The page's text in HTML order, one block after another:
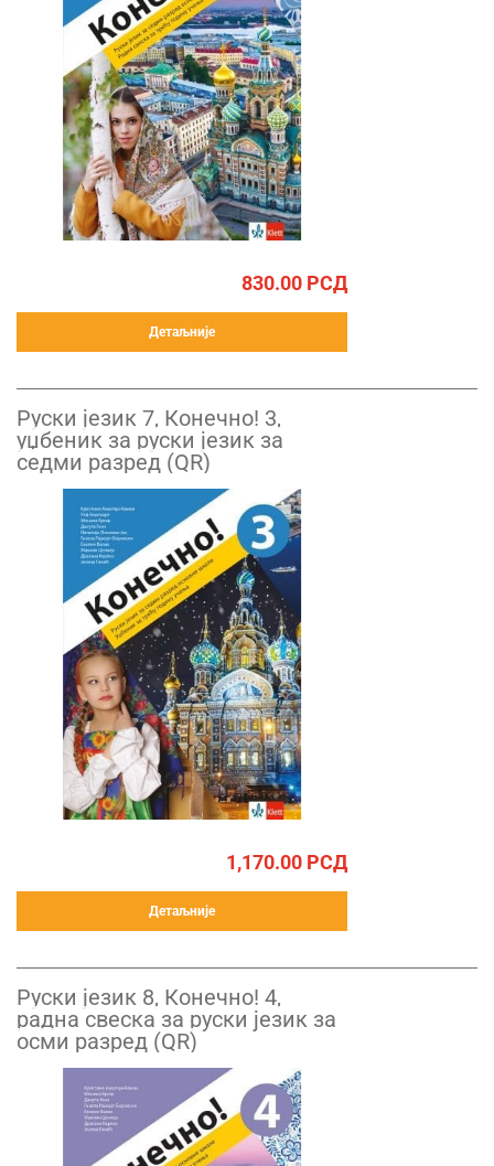
830.00 РСД
Детаљније
Руски језик 7, Конечно! 3,
уџбеник за руски језик за
седми разред (QR)
1,170.00 РСД
Детаљније
Руски језик 8, Конечно! 4,
радна свеска за руски језик за
осми разред (QR)